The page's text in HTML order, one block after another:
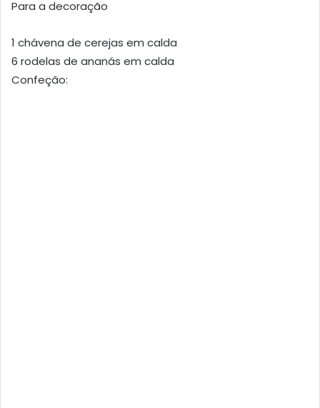
Para a decoração
1 chávena de cerejas em calda
6 rodelas de ananás em calda
Confeção: